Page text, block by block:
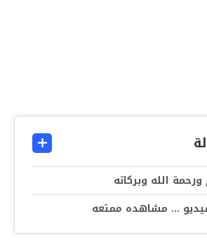
الله وبركاته
… مشاهده ممتعه